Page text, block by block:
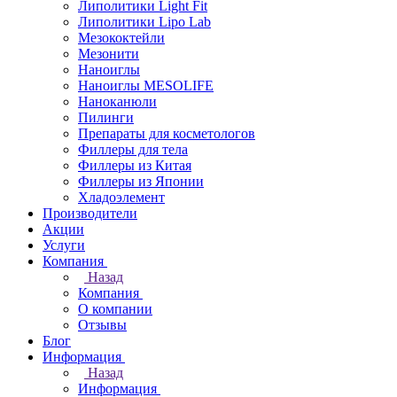
Липолитики Light Fit
Липолитики Lipo Lab
Мезококтейли
Мезонити
Наноиглы
Наноиглы MESOLIFE
Наноканюли
Пилинги
Препараты для косметологов
Филлеры для тела
Филлеры из Китая
Филлеры из Японии
Хладоэлемент
Производители
Акции
Услуги
Компания
Назад
Компания
О компании
Отзывы
Блог
Информация
Назад
Информация